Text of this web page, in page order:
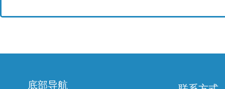
底部导航